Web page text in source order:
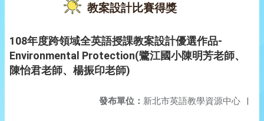
教案設計比賽得獎
108年度跨領域全英語授課教案設計優選作品-
Environmental Protection(鷺江國小陳明芳老師、
陳怡君老師、楊振印老師)
發布單位： 新北市英語教學資源中心 |